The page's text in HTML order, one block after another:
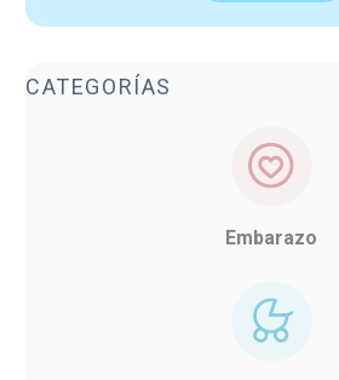
CATEGORÍAS
Embarazo